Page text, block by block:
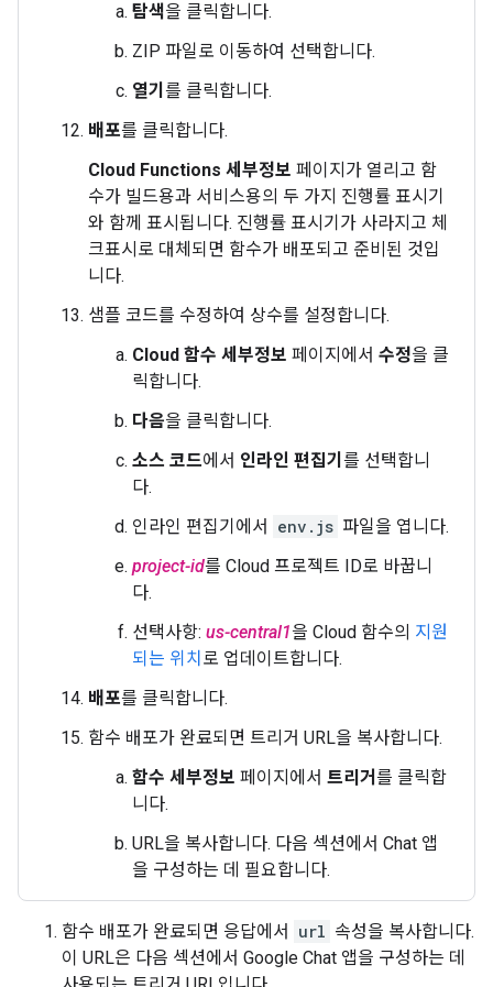
탐색을 클릭합니다.
ZIP 파일로 이동하여 선택합니다.
열기 를 클릭합니다.
배포를 클릭합니다.
Cloud Functions 세부정보 페이지가 열리고 함
수가 빌드용과 서비스용의 두 가지 진행률 표시기
와 함께 표시됩니다. 진행률 표시기가 사라지고 체
크표시로 대체되면 함수가 배포되고 준비된 것입
니다.
샘플 코드를 수정하여 상수를 설정합니다.
Cloud 함수 세부정보 페이지에서 수정을 클
릭합니다.
다음을 클릭합니다.
소스 코드에서 인라인 편집기 를 선택합니
다.
인라인 편집기에서
env.js 파일을 엽니다.
project-id를 Cloud 프로젝트 ID로 바꿉니
다.
선택사항: us-central1을 Cloud 함수의 지원
되는 위치 로 업데이트합니다.
배포를 클릭합니다.
함수 배포가 완료되면 트리거 URL을 복사합니다.
함수 세부정보 페이지에서 트리거 를 클릭합
니다.
URL을 복사합니다. 다음 섹션에서 Chat 앱
을 구성하는 데 필요합니다.
함수 배포가 완료되면 응답에서 url 속성을 복사합니다.
이 URL은 다음 섹션에서 Google Chat 앱을 구성하는 데